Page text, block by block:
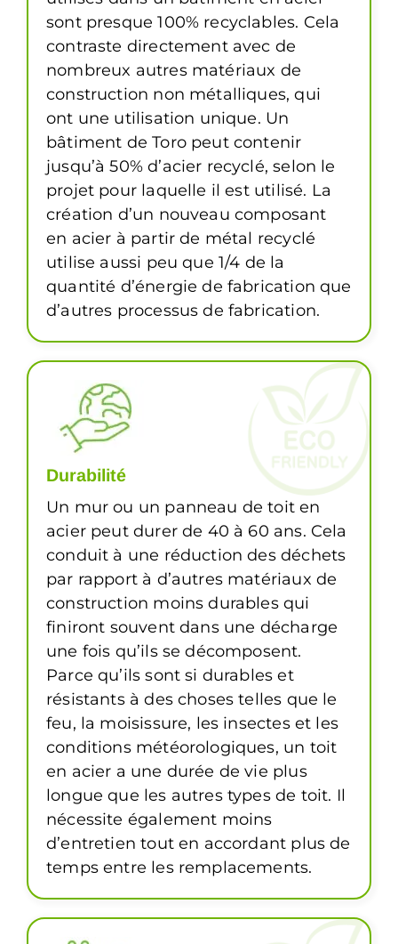
sont presque 100% recyclables. Cela
contraste directement avec de
nombreux autres matériaux de
construction non métalliques, qui
ont une utilisation unique. Un
bâtiment de Toro peut contenir
jusqu’à 50% d’acier recyclé, selon le
projet pour laquelle il est utilisé. La
création d’un nouveau composant
en acier à partir de métal recyclé
utilise aussi peu que 1/4 de la
quantité d’énergie de fabrication que
d’autres processus de fabrication.
Durabilité
Un mur ou un panneau de toit en
acier peut durer de 40 à 60 ans. Cela
conduit à une réduction des déchets
par rapport à d’autres matériaux de
construction moins durables qui
finiront souvent dans une décharge
une fois qu’ils se décomposent.
Parce qu’ils sont si durables et
résistants à des choses telles que le
feu, la moisissure, les insectes et les
conditions météorologiques, un toit
en acier a une durée de vie plus
longue que les autres types de toit. Il
nécessite également moins
d’entretien tout en accordant plus de
temps entre les remplacements.